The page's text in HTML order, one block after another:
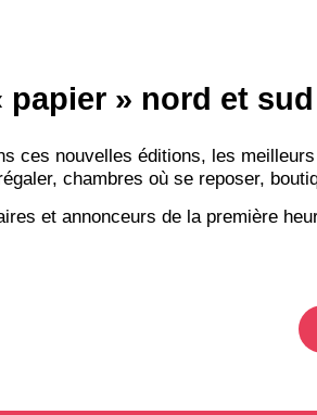
» nord et
ces nouvelles éditions, les
chambres où se reposer,
et annonceurs de la première